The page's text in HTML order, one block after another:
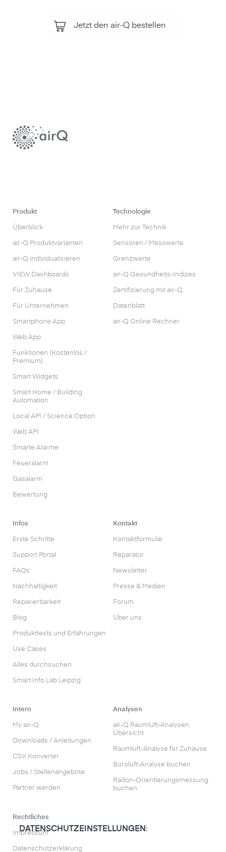
Jetzt den air-Q bestellen
Produkt
Überblick
air-Q Produktvarianten
air-Q individualisieren
VIEW Dashboards
Für Zuhause
Für Unternehmen
Smartphone App
Web App
Funktionen (Kostenlos /
Premium)
Smart Widgets
Smart Home / Building
Automation
Local API / Science Option
Web API
Smarte Alarme
Feueralarm
Gasalarm
Bewertung
Technologie
Mehr zur Technik
Sensoren / Messwerte
Grenzwerte
air-Q Gesundheits-Indizes
Zertifizierung mit air-Q
Datenblatt
air-Q Online Rechner
Infos
Erste Schritte
Support Portal
FAQs
Nachhaltigkeit
Reparierbarkeit
Blog
Produkttests und Erfahrungen
Use Cases
Alles durchsuchen
Smart Info Lab Leipzig
Kontakt
Kontaktformular
Reparatur
Newsletter
Presse & Medien
Forum
Über uns
Intern
My air-Q
Downloads / Anleitungen
CSV Konverter
Jobs / Stellenangebote
Partner werden
Analysen
air-Q Raumluft-Analysen
Übersicht
Raumluft-Analyse für Zuhause
Büroluft-Analyse buchen
Radon-Orientierungs­messung
buchen
Rechtliches
Impressum
Datenschutzerklärung
DATENSCHUTZEINSTELLUNGEN :